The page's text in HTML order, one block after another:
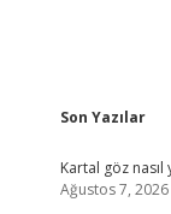
Son Yazılar
Kartal göz nasıl
Ağustos 7, 2026